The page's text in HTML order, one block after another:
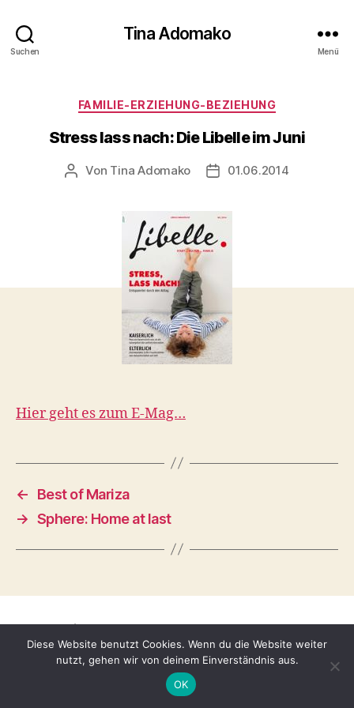
Suchen
Tina Adomako
Menü
Kategorien
FAMILIE-ERZIEHUNG-BEZIEHUNG
Stress lass nach: Die Libelle im Juni
Beitragsautor
Von Tina Adomako Veröffentlichungsdatum
01.06.2014
Hier geht es zum E-Mag…
←
Best of Mariza
→ Sphere: Home at last
© 2026Tina Adomako Nach oben↑
Diese Website benutzt Cookies. Wenn du die Website weiter
nutzt, gehen wir von deinem Einverständnis aus.
OK